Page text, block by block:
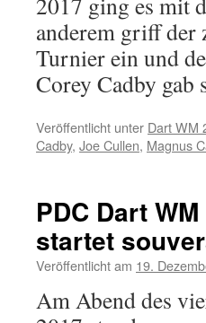
anderem griff der
Turnier ein und
Corey Cadby
Veröffentlicht unter Dart WM
Cadby, Joe Cullen, Magnus
PDC Dart
startet
Veröffentlicht am 19.
Am Abend des